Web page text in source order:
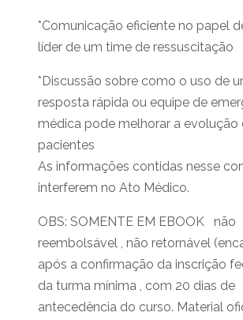
*Comunicação eficiente no papel
líder de um time de ressuscitação
*Discussão sobre como o uso de
resposta rápida ou equipe de
médica pode melhorar a evolução
pacientes
As informações contidas nesse
interferem no Ato Médico.​
OBS: SOMENTE EM EBOOK não
reembolsável , não retornável
após a confirmação da inscrição
da turma mínima , com 20 dias de
antecedência do curso. Material